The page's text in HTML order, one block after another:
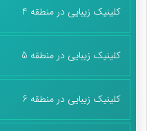
کلینیک زیبایی در منطقه 4
کلینیک زیبایی در منطقه 5
کلینیک زیبایی در منطقه 6